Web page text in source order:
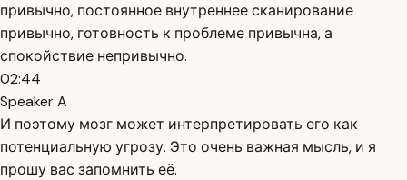
привычно, постоянное внутреннее сканирование
привычно, готовность к проблеме привычна, а
спокойствие непривычно.
02:44
Speaker A
И поэтому мозг может интерпретировать его как
потенциальную угрозу. Это очень важная мысль, и я
прошу вас запомнить её.